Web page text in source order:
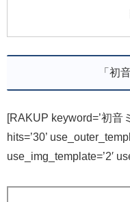
「初
[RAKUP keyword=’初音
hits=’30’
use_img_template=’2′